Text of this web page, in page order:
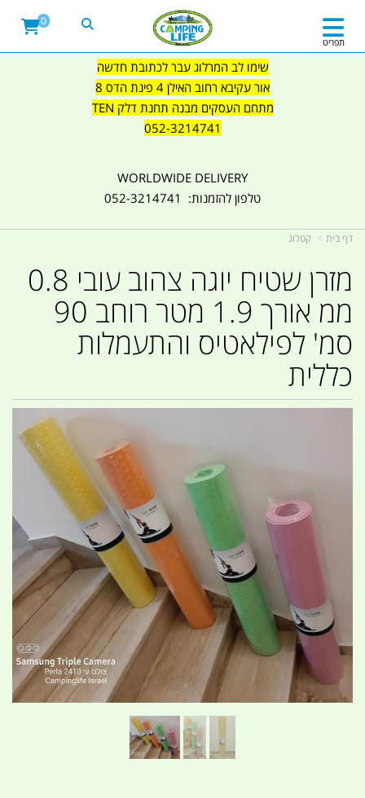
שימו לב המרלוג עבר לכתובת חדשה
אור עקיבא רחוב האילן 4 פינת הדס 8
מתחם העסקים מבנה תחנת דלק TEN
052-3214741
WORLDWIDE DELIVERY
טלפון להזמנות: 052-3214741
תפריט
0
דף בית קטלוג
מזרן שטיח יוגה צהוב עובי 0.8
ממ אורך 1.9 מטר רוחב 90
סמ' לפילאטיס והתעמלות
כללית